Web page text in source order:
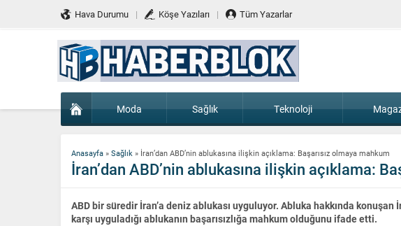
Hava Durumu Köşe Yazıları Tüm Yazarlar
Moda Sağlık Teknoloji
Anasayfa » Sağlık » İran’dan ABD’nin ablukasına ilişkin açıklama: Başarısız olmaya mahkum
İran’dan ABD’nin ablukasına ilişkin açıklama:
ABD bir süredir İran’a deniz ablukası uyguluyor. Abluka hakkında konuşan
karşı uyguladığı ablukanın başarısızlığa mahkum olduğunu ifade etti.